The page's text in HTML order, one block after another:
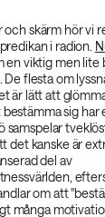
skärm hör vi
i radion.
en viktig men lite
flesta om
är lätt att
sig har
samspelar
det kanske är
del av
om att
många